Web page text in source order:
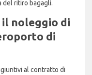
del ritiro bagagli.
noleggio di
di
al contratto di